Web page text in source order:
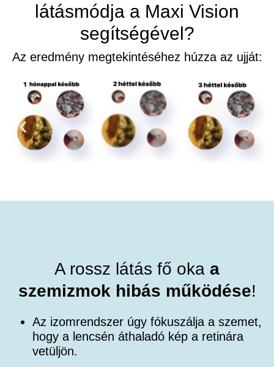
látásmódja a Maxi Vision
segítségével?
Az eredmény megtekintéséhez húzza az ujját:
A rossz látás fő oka a
szemizmok hibás működése!
Az izomrendszer úgy fókuszálja a szemet,
hogy a lencsén áthaladó kép a retinára
vetüljön.